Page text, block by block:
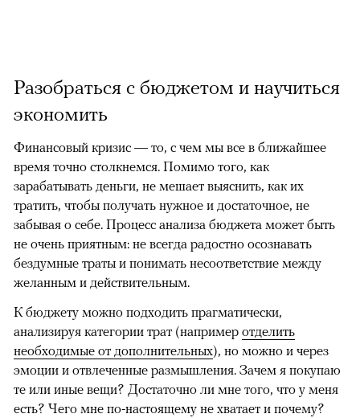
Разобраться с бюджетом и научиться
экономить
Финансовый кризис — то, с чем мы все в ближайшее
время точно столкнемся. Помимо того, как
зарабатывать деньги, не мешает выяснить, как их
тратить, чтобы получать нужное и достаточное, не
забывая о себе. Процесс анализа бюджета может быть
не очень приятным: не всегда радостно осознавать
бездумные траты и понимать несоответствие между
желанным и действительным.
К бюджету можно подходить прагматически,
анализируя категории трат (например отделить
необходимые от дополнительных), но можно и через
эмоции и отвлеченные размышления. Зачем я покупаю
те или иные вещи? Достаточно ли мне того, что у меня
есть? Чего мне по-настоящему не хватает и почему?